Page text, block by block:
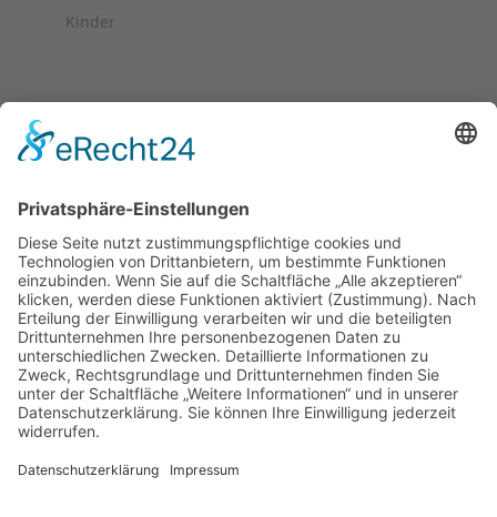
Kinder
Stiftung
Fördermittel für die Jugend- und Altenhilfe sowie für
in Mönchengladbach, Düsseldorf und Krefeld zur
Verfügung. […]
Datenschutz
Cookie-Einstellungen